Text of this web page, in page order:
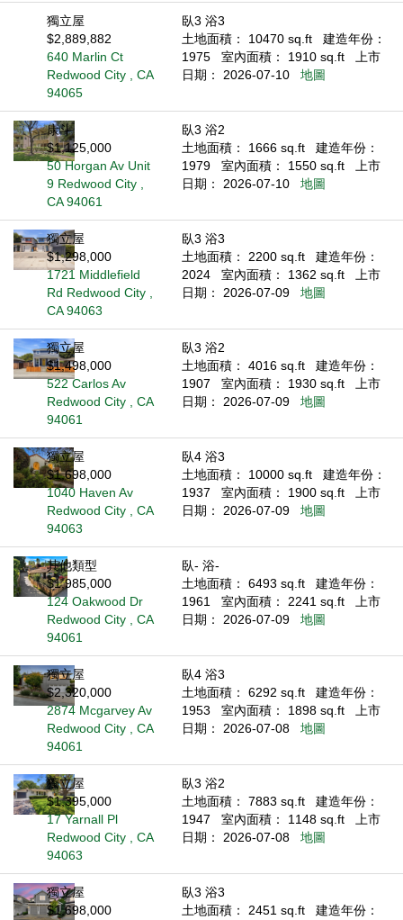
獨立屋
$2,889,882
640 Marlin Ct
Redwood City , CA
94065
臥3 浴3
土地面積： 10470 sq.ft
建造年份：
1975
室內面積： 1910 sq.ft
上市
日期： 2026-07-10
地圖
康斗
$1,125,000
50 Horgan Av Unit
9 Redwood City ,
CA 94061
臥3 浴2
土地面積： 1666 sq.ft
建造年份：
1979
室內面積： 1550 sq.ft
上市
日期： 2026-07-10
地圖
獨立屋
$1,298,000
1721 Middlefield
Rd Redwood City ,
CA 94063
臥3 浴3
土地面積： 2200 sq.ft
建造年份：
2024
室內面積： 1362 sq.ft
上市
日期： 2026-07-09
地圖
獨立屋
$1,498,000
522 Carlos Av
Redwood City , CA
94061
臥3 浴2
土地面積： 4016 sq.ft
建造年份：
1907
室內面積： 1930 sq.ft
上市
日期： 2026-07-09
地圖
獨立屋
$1,698,000
1040 Haven Av
Redwood City , CA
94063
臥4 浴3
土地面積： 10000 sq.ft
建造年份：
1937
室內面積： 1900 sq.ft
上市
日期： 2026-07-09
地圖
其他類型
$1,985,000
124 Oakwood Dr
Redwood City , CA
94061
臥- 浴-
土地面積： 6493 sq.ft
建造年份：
1961
室內面積： 2241 sq.ft
上市
日期： 2026-07-09
地圖
獨立屋
$2,320,000
2874 Mcgarvey Av
Redwood City , CA
94061
臥4 浴3
土地面積： 6292 sq.ft
建造年份：
1953
室內面積： 1898 sq.ft
上市
日期： 2026-07-08
地圖
獨立屋
$1,395,000
17 Yarnall Pl
Redwood City , CA
94063
臥3 浴2
土地面積： 7883 sq.ft
建造年份：
1947
室內面積： 1148 sq.ft
上市
日期： 2026-07-08
地圖
獨立屋
$1,698,000
臥3 浴3
土地面積： 2451 sq.ft
建造年份：